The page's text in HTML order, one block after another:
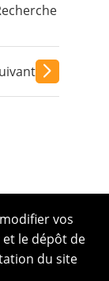
vos
le dépôt de
du site